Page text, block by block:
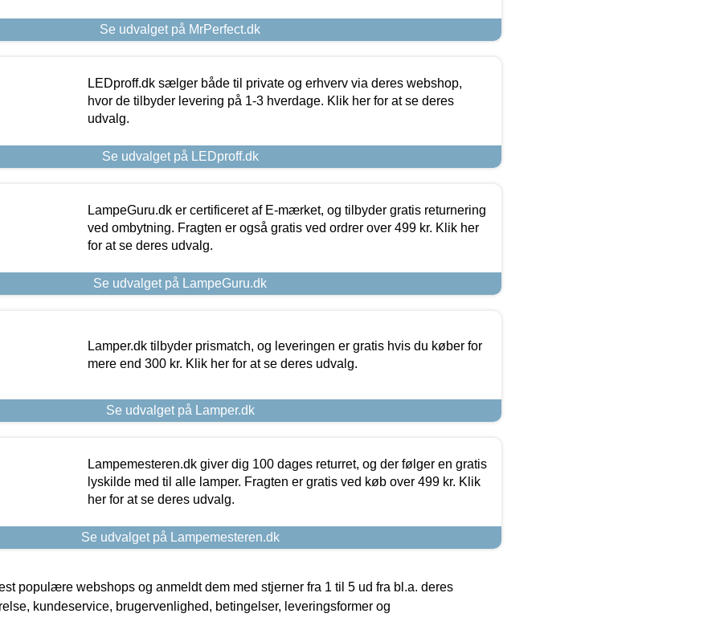
Se udvalget på MrPerfect.dk
LEDproff.dk sælger både til private og erhverv via deres webshop,
hvor de tilbyder levering på 1-3 hverdage. Klik her for at se deres
udvalg.
Se udvalget på LEDproff.dk
LampeGuru.dk er certificeret af E-mærket, og tilbyder gratis returnering
ved ombytning. Fragten er også gratis ved ordrer over 499 kr. Klik her
for at se deres udvalg.
Se udvalget på LampeGuru.dk
Lamper.dk tilbyder prismatch, og leveringen er gratis hvis du køber for
mere end 300 kr. Klik her for at se deres udvalg.
Se udvalget på Lamper.dk
Lampemesteren.dk giver dig 100 dages returret, og der følger en gratis
lyskilde med til alle lamper. Fragten er gratis ved køb over 499 kr. Klik
her for at se deres udvalg.
Se udvalget på Lampemesteren.dk
populære webshops og anmeldt dem med stjerner fra 1 til 5 ud fra bl.a. deres
kundeservice, brugervenlighed, betingelser, leveringsformer og